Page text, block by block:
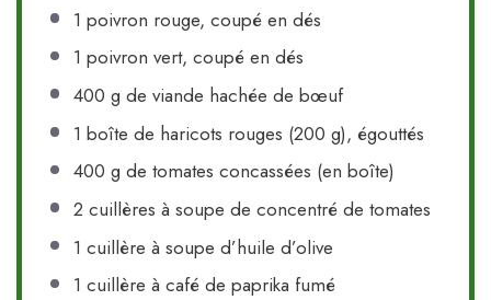
1 poivron rouge, coupé en dés
1 poivron vert, coupé en dés
400 g de viande hachée de bœuf
1 boîte de haricots rouges (200 g), égouttés
400 g de tomates concassées (en boîte)
2 cuillères à soupe de concentré de tomates
1 cuillère à soupe d’huile d’olive
1 cuillère à café de paprika fumé